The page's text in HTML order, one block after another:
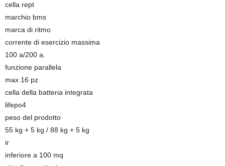
cella rept
marchio bms
marca di ritmo
corrente di esercizio massima
100 a/200 a.
funzione parallela
max 16 pz
cella della batteria integrata
lifepo4
peso del prodotto
55 kg + 5 kg / 88 kg + 5 kg
ir
inferiore a 100 mq